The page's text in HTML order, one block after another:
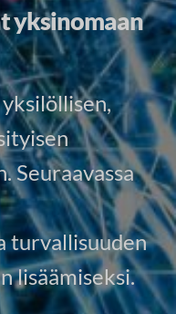
yksinomaan
Seuraavassa
turvallisuuden
lisäämiseksi.